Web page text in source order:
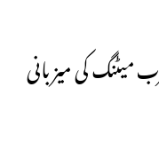
میٹنگ کی میزبانی